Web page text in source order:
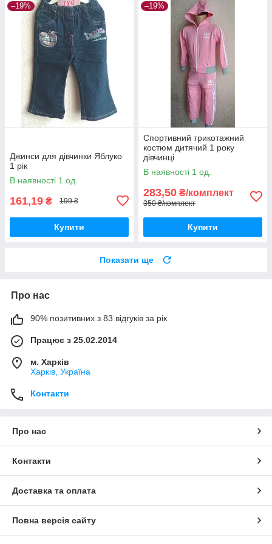
–19%
Джинси для дівчинки Яблуко
1 рік
В наявності 1 од.
161,19 ₴ 199 ₴
Купити
–19%
Спортивний трикотажний
костюм дитячий 1 року
дівчинці
В наявності 1 од.
283,50 ₴/комплект
350 ₴/комплект
Купити
Показати ще
Про нас
90% позитивних з 83 відгуків за рік
Працює з 25.02.2014
м. Харків
Харків, Україна
Контакти
Про нас
Контакти
Доставка та оплата
Повна версія сайту